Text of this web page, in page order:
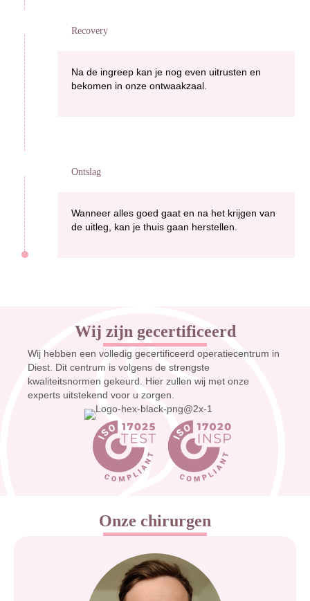
Recovery
Na de ingreep kan je nog even uitrusten en
bekomen in onze ontwaakzaal.
Ontslag
Wanneer alles goed gaat en na het krijgen van
de uitleg, kan je thuis gaan herstellen.
Wij zijn gecertificeerd
Wij hebben een volledig gecertificeerd operatiecentrum in
Diest. Dit centrum is volgens de strengste
kwaliteitsnormen gekeurd. Hier zullen wij met onze
experts uitstekend voor u zorgen.
Onze chirurgen